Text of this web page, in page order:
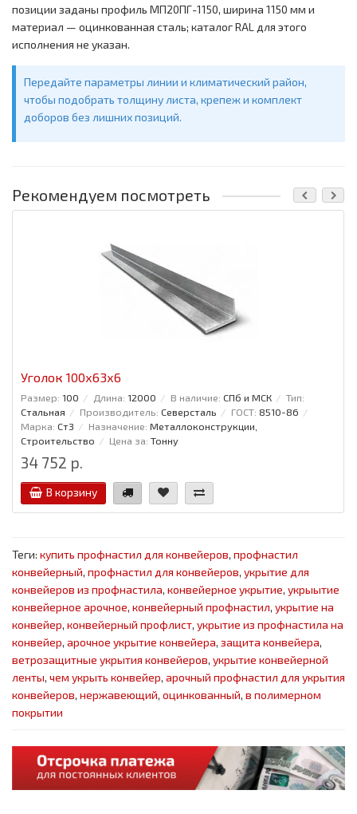
позиции заданы профиль МП20ПГ-1150, ширина 1150 мм и
материал — оцинкованная сталь; каталог RAL для этого
исполнения не указан.
Передайте параметры линии и климатический район,
чтобы подобрать толщину листа, крепеж и комплект
доборов без лишних позиций.
Рекомендуем посмотреть
Уголок 100x63x6
Размер: 100 Длина: 12000 В наличие: СПб и МСК
Тип:
Стальная
Производитель: Северсталь ГОСТ: 8510-86
Марка: Ст3 Назначение: Металлоконструкции,
Строительство
Цена за: Тонну
34 752 р.
В корзину
Теги: купить профнастил для конвейеров, профнастил
конвейерный, профнастил для конвейеров, укрытие для
конвейеров из профнастила, конвейерное укрытие, укрыытие
конвейерное арочное, конвейерный профнастил, укрытие на
конвейер, конвейерный профлист, укрытие из профнастила на
конвейер, арочное укрытие конвейера, защита конвейера,
ветрозащитные укрытия конвейеров, укрытие конвейерной
ленты, чем укрыть конвейер, арочный профнастил для укрытия
конвейеров, нержавеющий, оцинкованный, в полимерном
покрытии